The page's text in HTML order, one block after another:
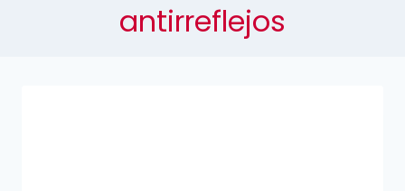
antirreflejos